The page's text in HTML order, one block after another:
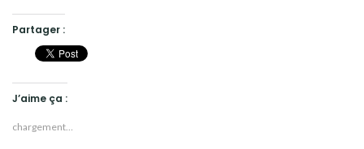
Partager :
J’aime ça :
chargement…
20ÈME ARRONDISSEMENT
HISTOIRES EN ILE DE FRANCE
HISTOIRES ET VOYAGES EN FRANCE